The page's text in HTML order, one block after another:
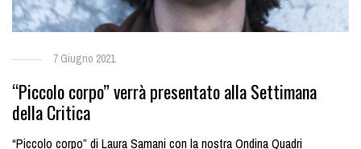
7 Giugno 2021
“Piccolo corpo” verrà presentato alla Settimana
della Critica
“Piccolo corpo” di Laura Samani con la nostra Ondina Quadri